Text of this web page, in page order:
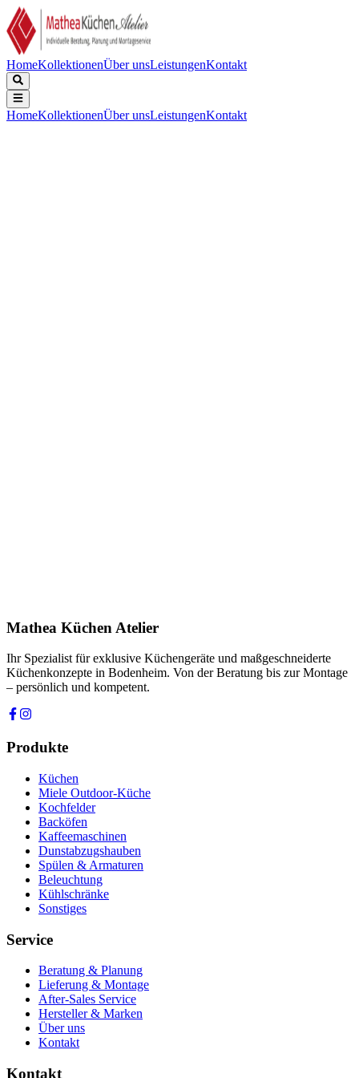
HomeKollektionenÜber unsLeistungenKontakt
HomeKollektionenÜber unsLeistungenKontakt
Datenschutzerklärung
habe ich gelesen.
Anfrage absenden
Mathea Küchen Atelier
Ihr Spezialist für exklusive Küchengeräte und maßgeschneiderte
Küchenkonzepte in Bodenheim. Von der Beratung bis zur Montage
– persönlich und kompetent.
Produkte
Küchen
Miele Outdoor-Küche
Kochfelder
Backöfen
Kaffeemaschinen
Dunstabzugshauben
Spülen & Armaturen
Beleuchtung
Kühlschränke
Sonstiges
Service
Beratung & Planung
Lieferung & Montage
After-Sales Service
Hersteller & Marken
Über uns
Kontakt
Kontakt